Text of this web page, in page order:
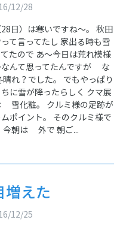
12/28
日）は寒いですね～。 秋田
て言ってたし 家出る時も雪
たので あ～今日は荒れ模様
んて思ってたんですが な
晴れ？でした。 でもやっぱり
に雪が降ったらしく クマ展
雪化粧。 クルミ様の足跡が
ポイント。 そのクルミ様で
朝は 外で 朝ご...
増えた
12/25